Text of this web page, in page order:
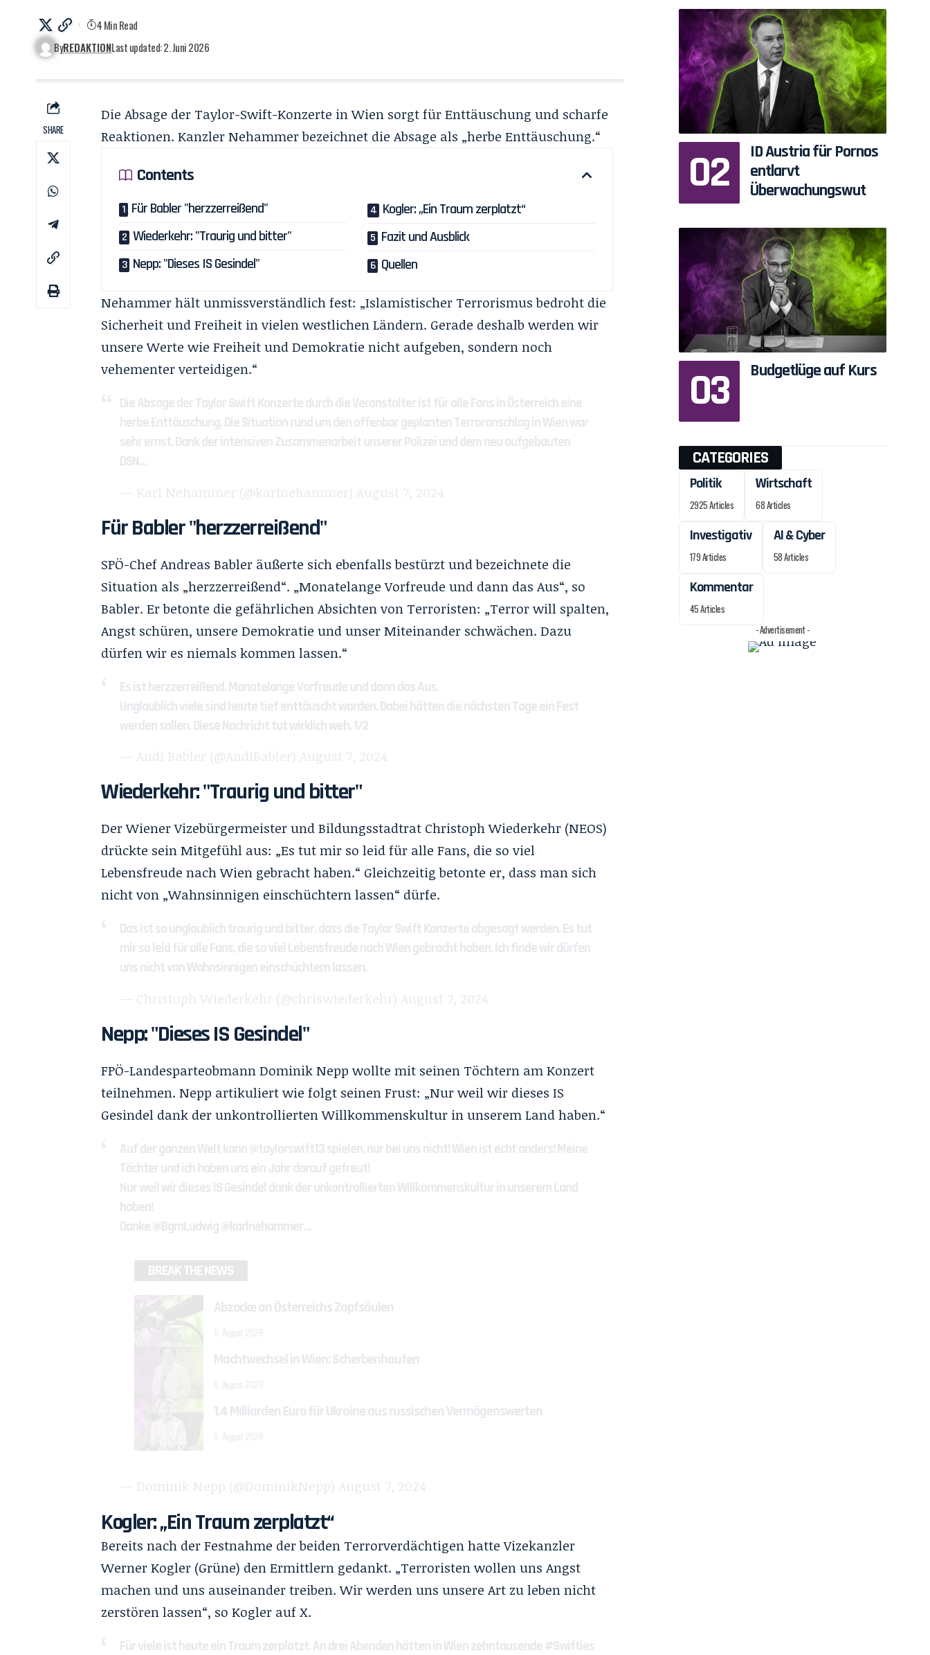
ByREDAKTIONLast updated: 2. Juni 2026
4 Min Read
SHARE
Die Absage der Taylor-Swift-Konzerte in Wien sorgt für Enttäuschung und scharfe
Reaktionen. Kanzler Nehammer bezeichnet die Absage als „herbe Enttäuschung.“
Contents
Für Babler "herzzerreißend"
Wiederkehr: "Traurig und bitter"
Nepp: "Dieses IS Gesindel"
Kogler: „Ein Traum zerplatzt“
Fazit und Ausblick
Quellen
Nehammer hält unmissverständlich fest: „Islamistischer Terrorismus bedroht die
Sicherheit und Freiheit in vielen westlichen Ländern. Gerade deshalb werden wir
unsere Werte wie Freiheit und Demokratie nicht aufgeben, sondern noch
vehementer verteidigen.“
Die Absage der Taylor Swift Konzerte durch die Veranstalter ist für alle Fans in Österreich eine
herbe Enttäuschung. Die Situation rund um den offenbar geplanten Terroranschlag in Wien war
sehr ernst. Dank der intensiven Zusammenarbeit unserer Polizei und dem neu aufgebauten
DSN…
— Karl Nehammer (@karlnehammer) August 7, 2024
Für Babler "herzzerreißend"
SPÖ-Chef Andreas Babler äußerte sich ebenfalls bestürzt und bezeichnete die
Situation als „herzzerreißend“. „Monatelange Vorfreude und dann das Aus“, so
Babler. Er betonte die gefährlichen Absichten von Terroristen: „Terror will spalten,
Angst schüren, unsere Demokratie und unser Miteinander schwächen. Dazu
dürfen wir es niemals kommen lassen.“
Es ist herzzerreißend. Monatelange Vorfreude und dann das Aus.
Unglaublich viele sind heute tief enttäuscht worden. Dabei hätten die nächsten Tage ein Fest
werden sollen. Diese Nachricht tut wirklich weh. 1/2
— Andi Babler (@AndiBabler) August 7, 2024
Wiederkehr: "Traurig und bitter"
Der Wiener Vizebürgermeister und Bildungsstadtrat Christoph Wiederkehr (NEOS)
drückte sein Mitgefühl aus: „Es tut mir so leid für alle Fans, die so viel
Lebensfreude nach Wien gebracht haben.“ Gleichzeitig betonte er, dass man sich
nicht von „Wahnsinnigen einschüchtern lassen“ dürfe.
Das ist so unglaublich traurig und bitter, dass die Taylor Swift Konzerte abgesagt werden. Es tut
mir so leid für alle Fans, die so viel Lebensfreude nach Wien gebracht haben. Ich finde wir dürfen
uns nicht von Wahnsinnigen einschüchtern lassen.
— Christoph Wiederkehr (@chriswiederkehr) August 7, 2024
Nepp: "Dieses IS Gesindel"
FPÖ-Landesparteobmann Dominik Nepp wollte mit seinen Töchtern am Konzert
teilnehmen. Nepp artikuliert wie folgt seinen Frust: „Nur weil wir dieses IS
Gesindel dank der unkontrollierten Willkommenskultur in unserem Land haben.“
Auf der ganzen Welt kann@taylorswift13spielen, nur bei uns nicht! Wien ist echt anders! Meine
Töchter und ich haben uns ein Jahr darauf gefreut!
Nur weil wir dieses IS Gesindel dank der unkontrollierten Willkommenskultur in unserem Land
haben!
Danke@BgmLudwig@karlnehammer…
BREAK THE NEWS
Abzocke an Österreichs Zapfsäulen
Machtwechsel in Wien: Scherbenhaufen
1,4 Milliarden Euro für Ukraine aus russischen Vermögenswerten
— Dominik Nepp (@DominikNepp) August 7, 2024
Kogler: „Ein Traum zerplatzt“
Bereits nach der Festnahme der beiden Terrorverdächtigen hatte Vizekanzler
Werner Kogler (Grüne) den Ermittlern gedankt. „Terroristen wollen uns Angst
machen und uns auseinander treiben. Wir werden uns unsere Art zu leben nicht
zerstören lassen“, so Kogler auf X.
Für viele ist heute ein Traum zerplatzt. An drei Abenden hätten in Wien zehntausende#Swifties
ID Austria für Pornos
entlarvt
Überwachungswut
Budgetlüge auf Kurs
CATEGORIES
Politik
2925 Articles
Wirtschaft
68 Articles
Investigativ
179 Articles
AI & Cyber
58 Articles
Kommentar
45 Articles
- Advertisement -